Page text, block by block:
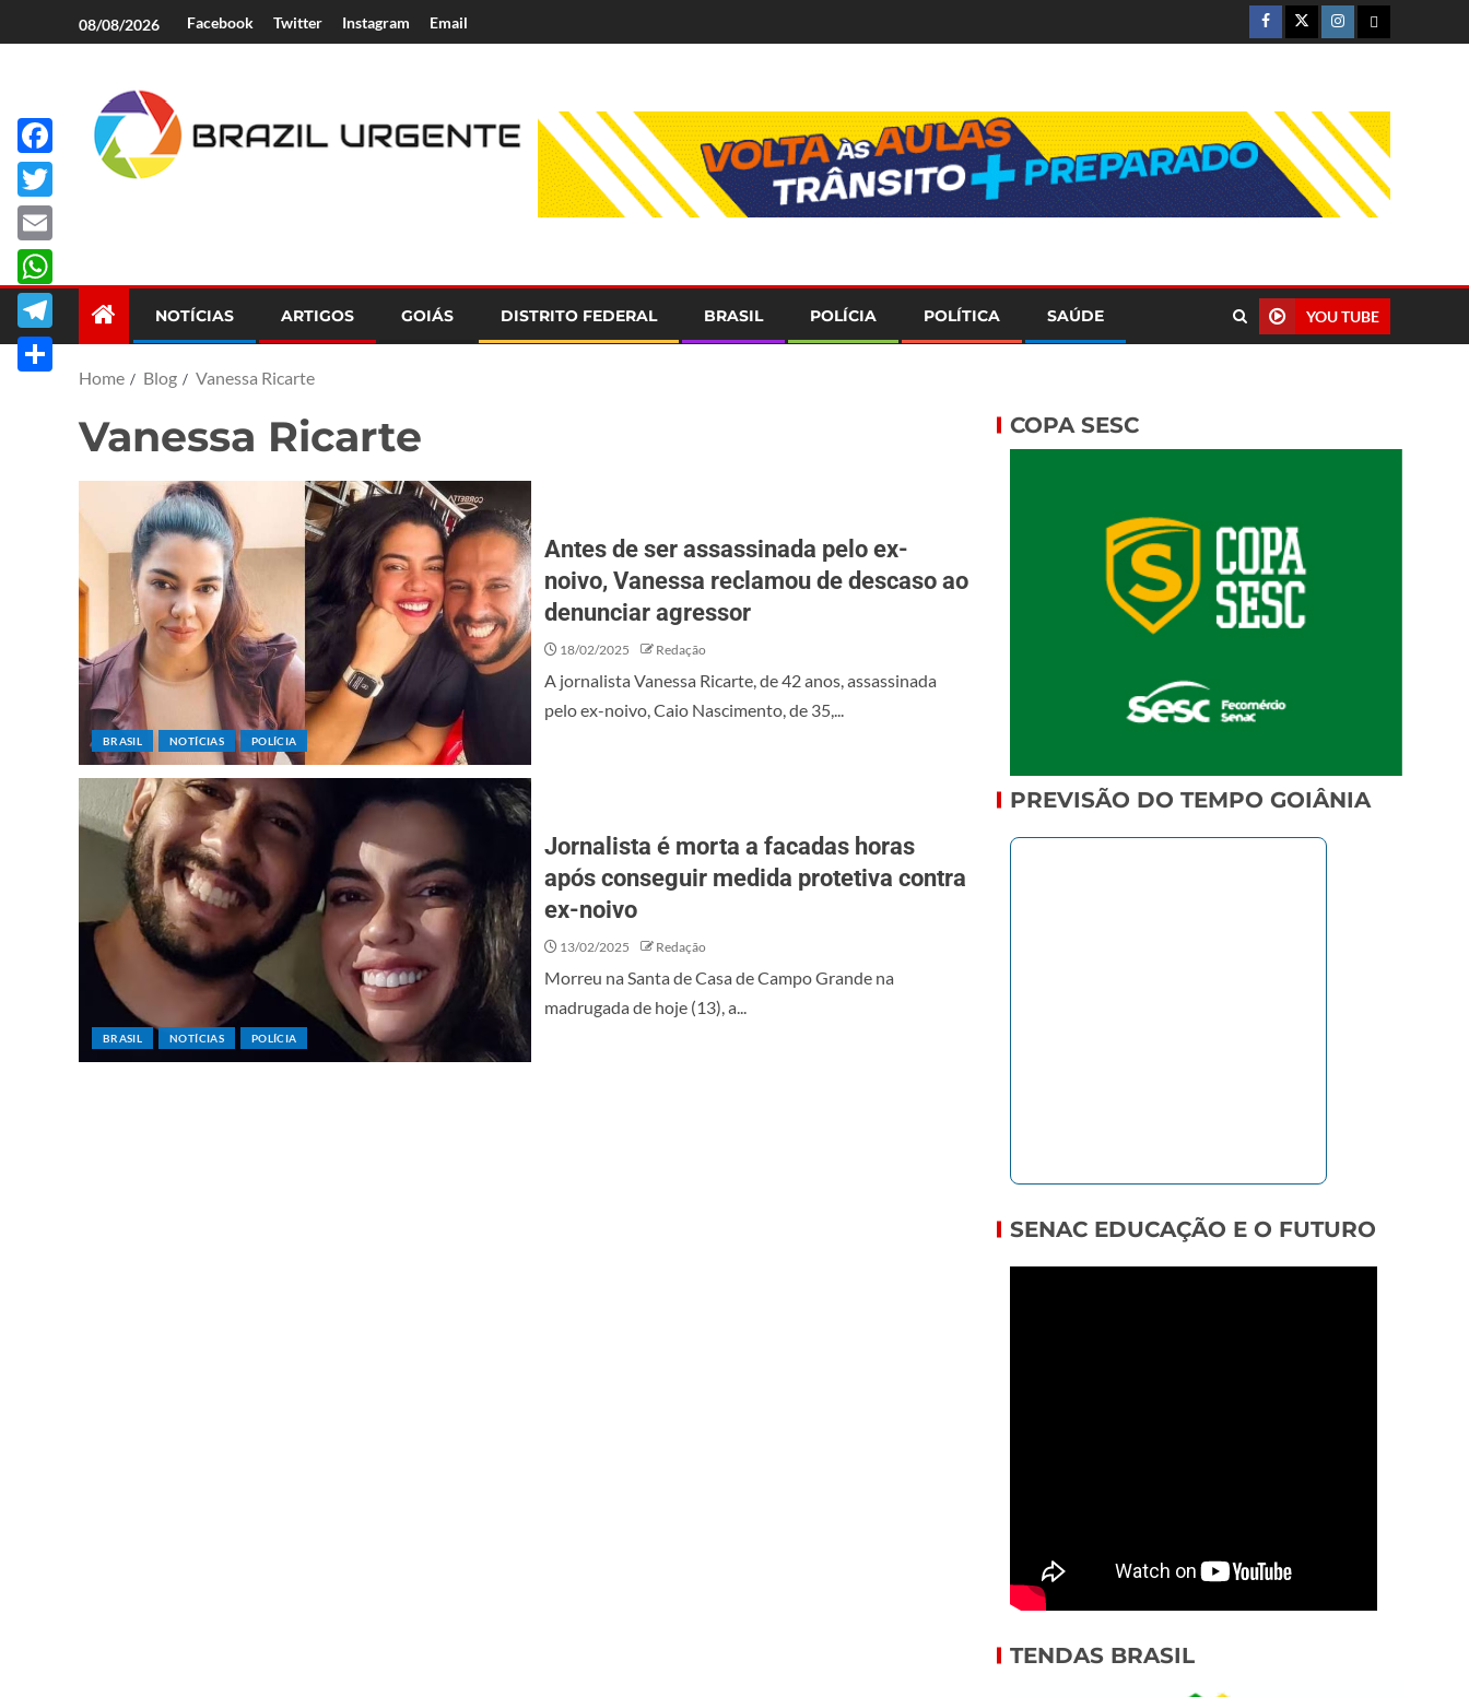
08/08/2026 Facebook Twitter Instagram Email
NOTÍCIAS ARTIGOS GOIÁS DISTRITO FEDERAL BRASIL POLÍCIA POLÍTICA SAÚDE YOU TUBE
Home Blog Vanessa Ricarte
Vanessa Ricarte
BRASIL NOTÍCIAS POLÍCIA
Antes de ser assassinada pelo ex-
noivo, Vanessa reclamou de descaso ao
denunciar agressor
18/02/2025 Redação
A jornalista Vanessa Ricarte, de 42 anos, assassinada
pelo ex-noivo, Caio Nascimento, de 35,...
BRASIL NOTÍCIAS POLÍCIA
Jornalista é morta a facadas horas
após conseguir medida protetiva contra
ex-noivo
13/02/2025 Redação
Morreu na Santa de Casa de Campo Grande na
madrugada de hoje (13), a...
Facebook
Twitter
Email
WhatsApp
Telegram
COPA SESC
PREVISÃO DO TEMPO GOIÂNIA
SENAC EDUCAÇÃO E O FUTURO
TENDAS BRASIL